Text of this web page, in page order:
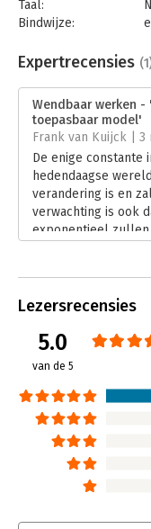
Taal:
Bindwijze:
Bestandsformaat:
Uitgever:
Druk:
Verschijningsdatum:
Hoofdrubriek:
Expertrecensies
Wendbaar werken -
toepasbaar model'
Frank van Kuijck | 3
De enige constante
hedendaagse
verandering is en
verwachting is ook
exponentieel zullen
Lezersrecensies
5.0
van de 5